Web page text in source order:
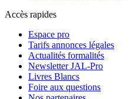
Accès rapides
Espace pro
Tarifs annonces légales
Actualités formalités
Newsletter JAL-Pro
Livres Blancs
Foire aux questions